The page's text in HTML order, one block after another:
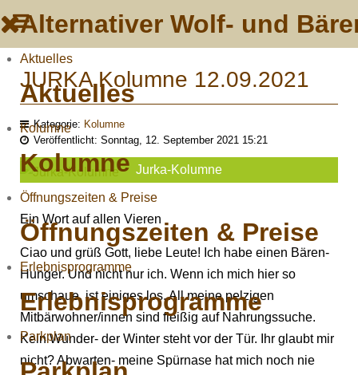
Alternativer Wolf- und
Aktuelles
Aktuelles
Kolumne
Kolumne
Öffnungszeiten & Preise
Öffnungszeiten & Preise
Erlebnisprogramme
Erlebnisprogramme
Parkplan
JURKA Kolumne 12.09.2021
Kategorie: Kolumne
Veröffentlicht: Sonntag, 12. September 2021 15:21
Jurka-Kolumne
Ein Wort auf allen Vieren
Ciao und grüß Gott, liebe Leute! Ich habe einen Bären-
Hunger. Und nicht nur ich. Wenn ich mich hier so
umschaue, ist einiges los. All meine pelzigen
Mitbärwohner/innen sind fleißig auf Nahrungssuche.
Kein Wunder- der Winter steht vor der Tür. Ihr glaubt mir
nicht? Abwarten- meine Spürnase hat mich noch nie